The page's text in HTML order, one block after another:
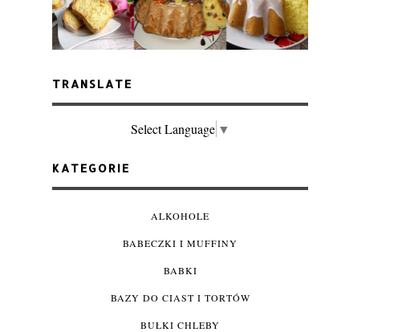
TRANSLATE
Select Language ▼
KATEGORIE
ALKOHOLE
BABECZKI I MUFFINY
BABKI
BAZY DO CIAST I TORTÓW
BUŁKI CHLEBY